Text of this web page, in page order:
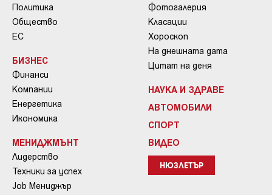
Политика
Общество
ЕС
БИЗНЕС
Финанси
Компании
Енергетика
Икономика
МЕНИДЖМЪНТ
Лидерство
Техники за успех
Job Мениджър
Фотогалерия
Класации
Хороскоп
На днешната дата
Цитат на деня
НАУКА И ЗДРАВЕ
АВТОМОБИЛИ
СПОРТ
ВИДЕО
НЮЗЛЕТЪР